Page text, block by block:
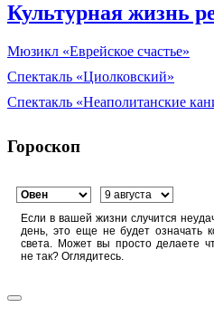
Культурная жизнь
Мюзикл «Еврейское счастье»
Спектакль «Циолковский»
Спектакль «Неаполитанские
Гороскоп
Если в вашей жизни случится
день, это еще не будет означать
света. Может вы просто делаете
не так? Оглядитесь.